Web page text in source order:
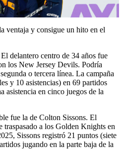
Video
ventaja y consigue un hito en el
delantero centro de 34 años fue
los New Jersey Devils. Podría
o tercera línea. La campaña
y 10 asistencias) en 69 partidos
asistencia en cinco juegos de la
fue la de Colton Sissons. El
traspasado a los Golden Knights en
Sissons registró 21 puntos (siete
jugando en la parte baja de la